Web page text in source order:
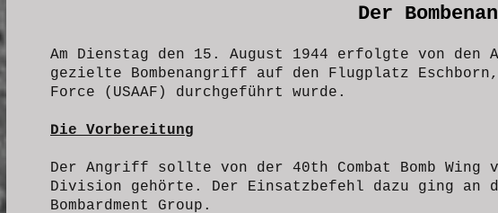
Der
Am Dienstag den 15. August 1944 erfolgte von
gezielte Bombenangriff auf den Flugplatz
Force (USAAF) durchgeführt wurde .
Die Vorbereitung
Der Angriff sollte von der 40th Combat Bomb Wing
Division gehörte. Der Einsatzbefehl dazu ging an
Bombardment Group.